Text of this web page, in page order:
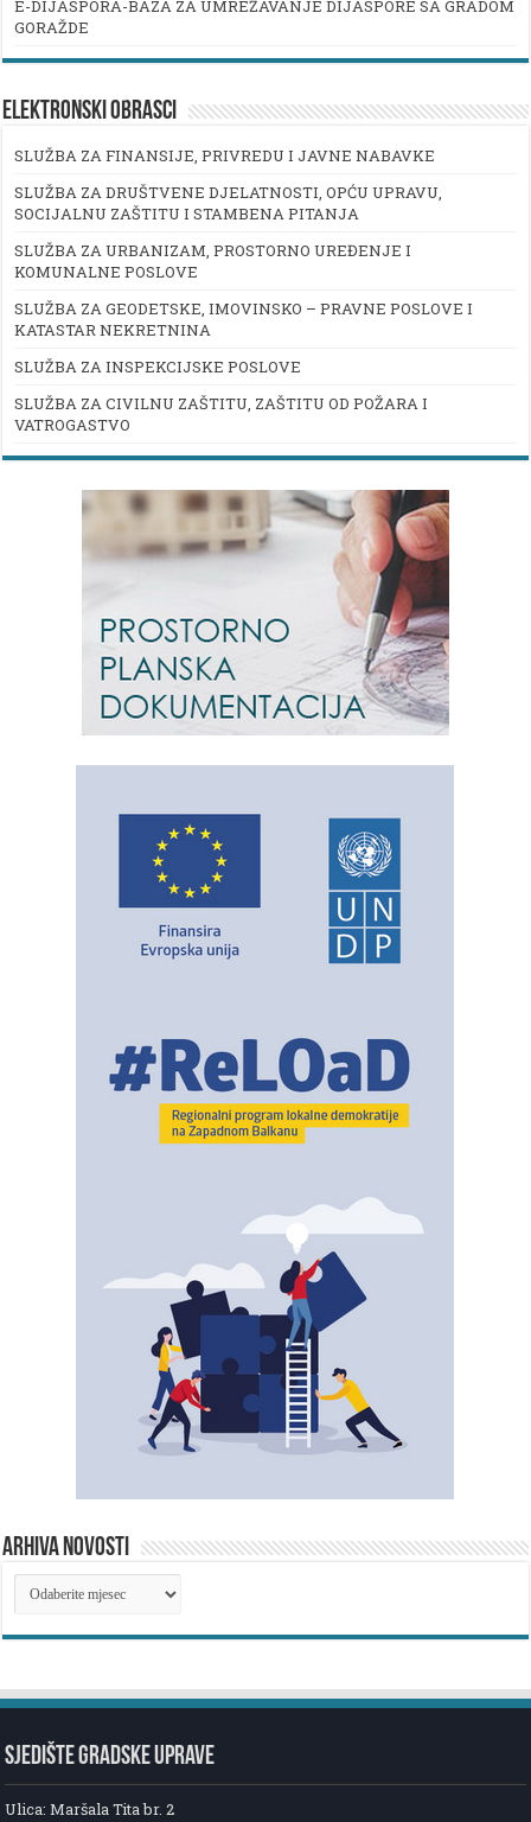
E-DIJASPORA-BAZA ZA UMREŽAVANJE DIJASPORE SA GRADOM
GORAŽDE
ELEKTRONSKI OBRASCI
SLUŽBA ZA FINANSIJE, PRIVREDU I JAVNE NABAVKE
SLUŽBA ZA DRUŠTVENE DJELATNOSTI, OPĆU UPRAVU,
SOCIJALNU ZAŠTITU I STAMBENA PITANJA
SLUŽBA ZA URBANIZAM, PROSTORNO UREĐENJE I
KOMUNALNE POSLOVE
SLUŽBA ZA GEODETSKE, IMOVINSKO – PRAVNE POSLOVE I
KATASTAR NEKRETNINA
SLUŽBA ZA INSPEKCIJSKE POSLOVE
SLUŽBA ZA CIVILNU ZAŠTITU, ZAŠTITU OD POŽARA I
VATROGASTVO
ARHIVA NOVOSTI
ARHIVA
NOVOSTI
SJEDIŠTE GRADSKE UPRAVE
Ulica: Maršala Tita br. 2